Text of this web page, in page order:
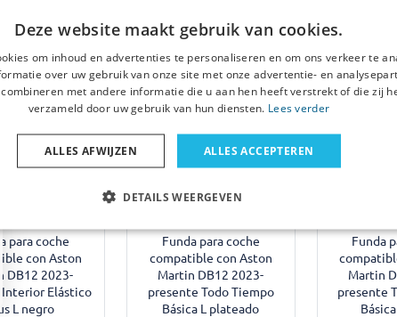
de envío:
de 2026
Fecha estimada de envío:
18 de agosto de 2026
para coche
con Aston
DB12 2023-
Interior Elástico
L negro
Funda para coche
compatible con Aston
Martin DB12 2023-
presente Todo Tiempo
Básica L plateado
Funda
Martin
presente
Deze website maakt gebruik van cookies.
om inhoud en advertenties te personaliseren en om ons verkeer te
over uw gebruik van onze site met onze advertentie- en
met andere informatie die u aan hen heeft verstrekt of die zij
verzameld door uw gebruik van hun diensten. Lees verder
ALLES ACCEPTEREN
ALLES AFWIJZEN
DETAILS WEERGEVEN